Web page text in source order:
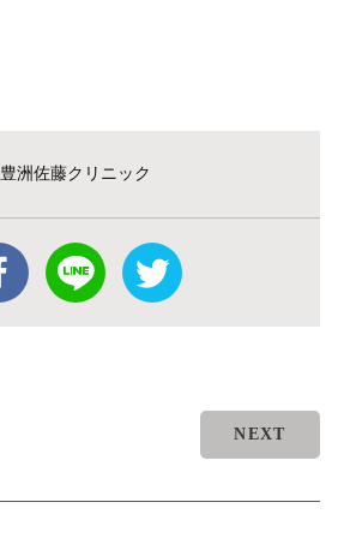
豊洲佐藤クリニック
NEXT